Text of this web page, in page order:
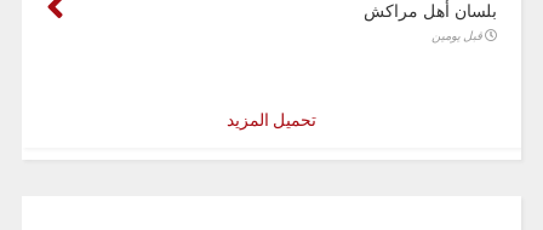
بلسان أهل مراكش
قبل يومين
تحميل المزيد